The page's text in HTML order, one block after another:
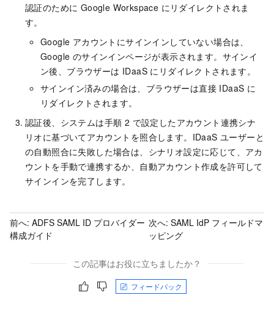
認証のために Google Workspace にリダイレクトされま
す。
Google アカウントにサインインしていない場合は、
Google のサインインページが表示されます。サインイ
ン後、ブラウザーは IDaaS にリダイレクトされます。
サインイン済みの場合は、ブラウザーは直接 IDaaS に
リダイレクトされます。
認証後、システムは手順 2 で設定したアカウント連携シナ
リオに基づいてアカウントを照合します。IDaaS ユーザーと
の自動照合に失敗した場合は、シナリオ設定に応じて、アカ
ウントを手動で連携するか、自動アカウント作成を許可して
サインインを完了します。
前へ: ADFS SAML ID プロバイダー
構成ガイド
次へ: SAML IdP フィールドマ
ッピング
この記事はお役に立ちましたか？
フィードバック